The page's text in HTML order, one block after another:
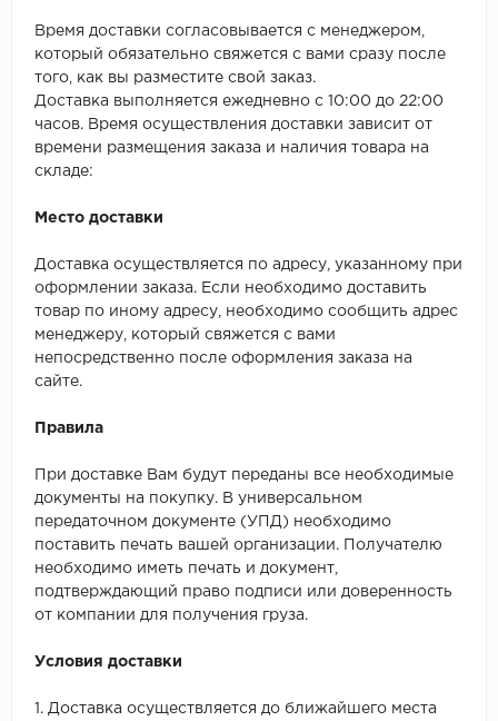
Vinilam
Время доставки согласовывается с менеджером,
который обязательно свяжется с вами сразу после
того, как вы разместите свой заказ.
Доставка выполняется ежедневно с 10:00 до 22:00
часов. Время осуществления доставки зависит от
времени размещения заказа и наличия товара на
складе:
Место доставки
Доставка осуществляется по адресу, указанному при
оформлении заказа. Если необходимо доставить
товар по иному адресу, необходимо сообщить адрес
менеджеру, который свяжется с вами
непосредственно после оформления заказа на
сайте.
Правила
При доставке Вам будут переданы все необходимые
документы на покупку. В универсальном
передаточном документе (УПД) необходимо
поставить печать вашей организации. Получателю
необходимо иметь печать и документ,
подтверждающий право подписи или доверенность
от компании для получения груза.
Условия доставки
1. Доставка осуществляется до ближайшего места